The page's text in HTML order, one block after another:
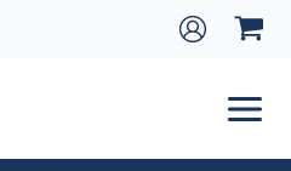
Main